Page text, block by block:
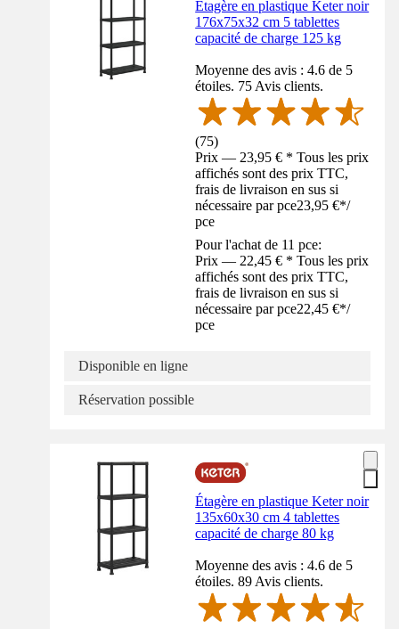
Étagère en plastique Keter noir
176x75x32 cm 5 tablettes
capacité de charge 125 kg
Moyenne des avis : 4.6 de 5
étoiles. 75 Avis clients.
(75)
Prix — 23,95 € * Tous les prix
affichés sont des prix TTC,
frais de livraison en sus si
nécessaire par pce23,95 €*/
pce
Pour l'achat de 11 pce:
Prix — 22,45 € * Tous les prix
affichés sont des prix TTC,
frais de livraison en sus si
nécessaire par pce22,45 €*/
pce
Disponible en ligne
Réservation possible
Étagère en plastique Keter noir
135x60x30 cm 4 tablettes
capacité de charge 80 kg
Moyenne des avis : 4.6 de 5
étoiles. 89 Avis clients.